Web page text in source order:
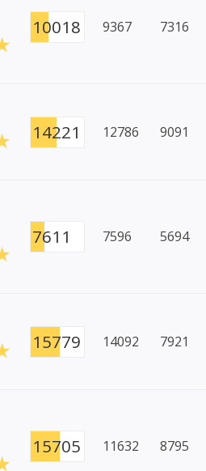
10018 9367 7316
14221 12786 9091
7611 7596 5694
15779 14092 7921
15705 11632 8795